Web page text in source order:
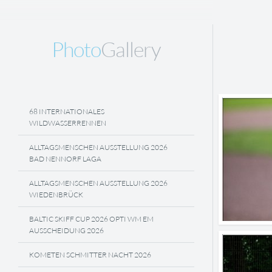
PhotoGallery
68 INTERNATIONALES
WILDWASSERRENNEN
ALLTAGSMENSCHEN AUSSTELLUNG 2026
BAD NENNORF LAGA
ALLTAGSMENSCHEN AUSSTELLUNG 2026
WIEDENBRÜCK
BALTIC SKIFF CUP 2026 OPTI WM EM
AUSSCHEIDUNG 2026
KOMETEN SCHMITTER NACHT 2026